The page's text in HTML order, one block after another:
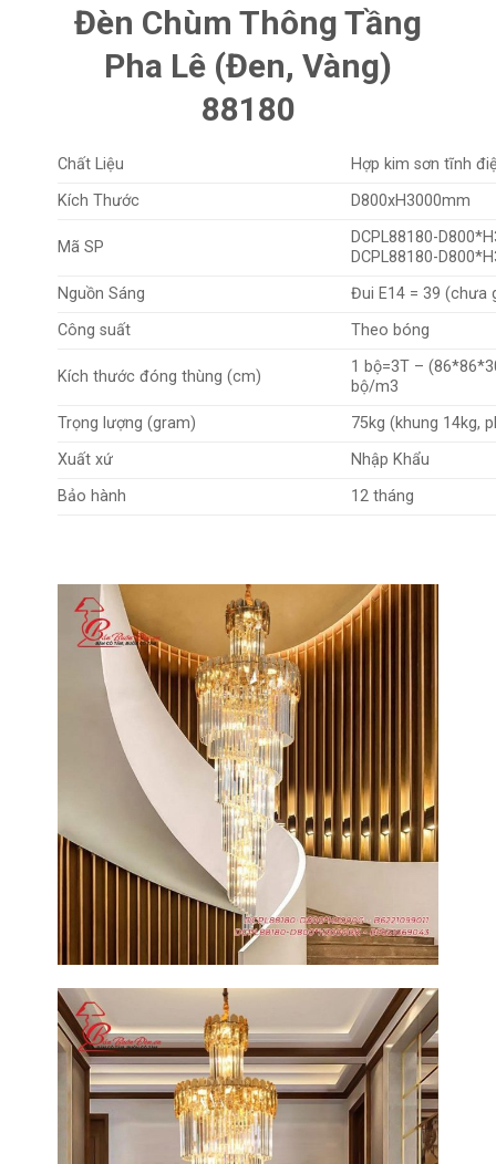
Đèn Chùm Thông Tầng
Pha Lê (Đen, Vàng)
88180
Chất Liệu
Hợp kim sơn tĩnh
Kích Thước
D800xH3000mm
Mã SP
DCPL88180-
DCPL88180-
Nguồn Sáng
Đui E14 = 39 (chưa
Công suất
Theo bóng
Kích thước đóng thùng (cm)
1 bộ=3T –
bộ/m3
Trọng lượng (gram)
75kg (khung 14kg,
Xuất xứ
Nhập Khẩu
Bảo hành
12 tháng